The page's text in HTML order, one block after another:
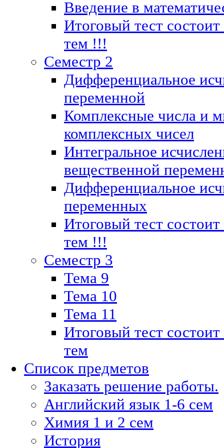
Введение в
Итоговый тест
тем !!!
Семестр 2
Дифференциальное
переменной
Комплексные числа и
комплексных чисел
Интегральное
вещественной
Дифференциальное
переменных
Итоговый тест
тем !!!
Семестр 3
Тема 9
Тема 10
Тема 11
Итоговый тест
тем
Список предметов
Заказать решение работы.
Английский язык 1-6 сем
Химия 1 и 2 сем
История